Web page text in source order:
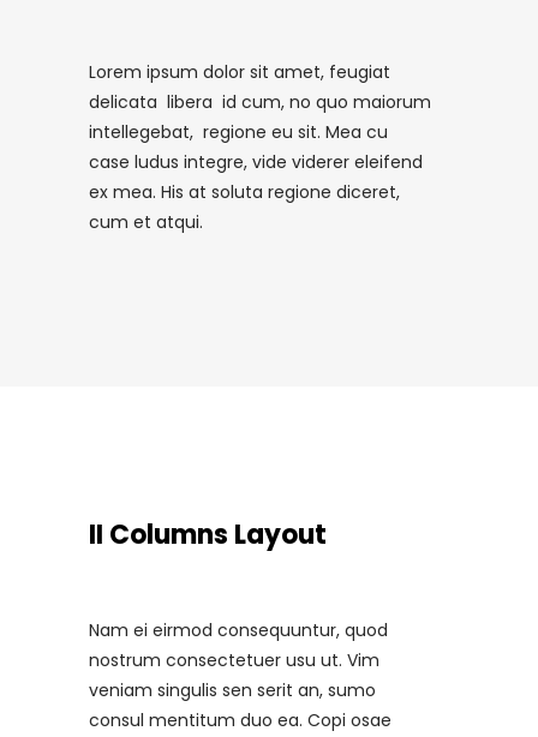
Lorem ipsum dolor sit amet, feugiat
delicata libera id cum, no quo maiorum
intellegebat, regione eu sit. Mea cu
case ludus integre, vide viderer eleifend
ex mea. His at soluta regione diceret,
cum et atqui.
II Columns Layout
Nam ei eirmod consequuntur, quod
nostrum consectetuer usu ut. Vim
veniam singulis sen serit an, sumo
consul mentitum duo ea. Copi osae